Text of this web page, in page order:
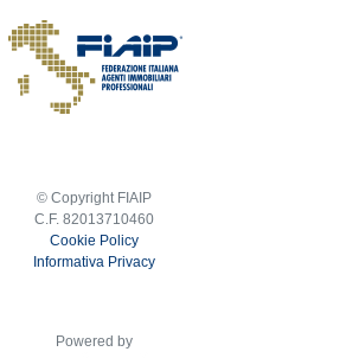
© Copyright FIAIP
C.F. 82013710460
Cookie Policy
Informativa Privacy
Powered by